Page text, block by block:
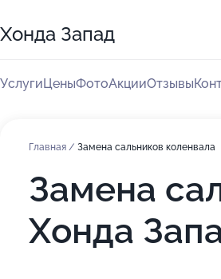
Хонда Запад
УслугиЦеныФотоАкцииОтзывы
Главная / Замена сальников коленвала
Замена
Хонда